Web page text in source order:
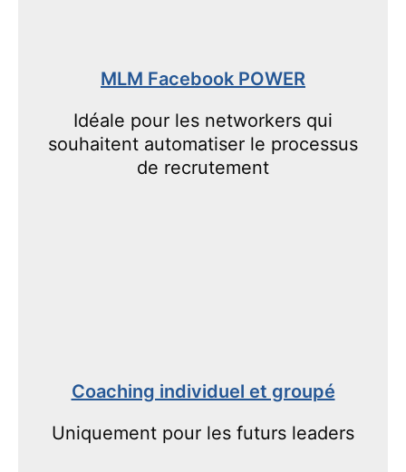
MLM Facebook POWER
Idéale pour les networkers qui
souhaitent automatiser le processus
de recrutement
Coaching individuel et groupé
Uniquement pour les futurs leaders